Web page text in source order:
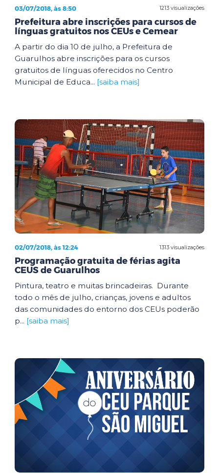
1213 visualizações
03/07/2018, às 8:50
Prefeitura abre inscrições para cursos de
línguas gratuitos nos CEUs e Cemear
A partir do dia 10 de julho, a Prefeitura de
Guarulhos abre inscrições para os cursos
gratuitos de línguas oferecidos no Centro
Municipal de Educa... [saiba mais]
1313 visualizações
02/07/2018, às 12:24
Programação gratuita de férias agita
CEUS de Guarulhos
Pintura, teatro e muitas brincadeiras. Durante
todo o mês de julho, crianças, jovens e adultos
das comunidades do entorno dos CEUs poderão
p... [saiba mais]